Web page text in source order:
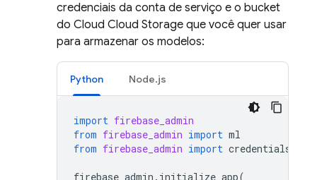
credenciais da conta de serviço e o bucket
do Cloud Cloud Storage que você quer usar
para armazenar os modelos:
Python Node.js
import firebase_admin
from firebase_admin import ml
from firebase_admin import credentials
firebase_admin . initialize_app(